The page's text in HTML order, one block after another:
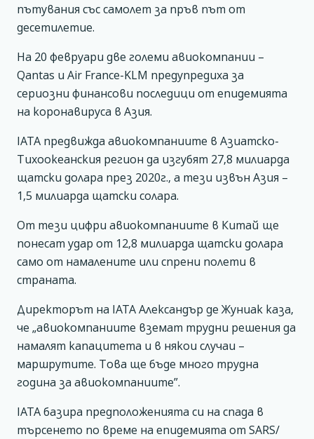
пътувания със самолет за пръв път от
десетилетие.
На 20 февруари две големи авиокомпании –
Qantas и Air France-KLM предупредиха за
сериозни финансови последици от епидемията
на коронавируса в Азия.
IATA предвижда авиокомпаниите в Азиатско-
Тихоокеанския регион да изгубят 27,8 милиарда
щатски долара през 2020г., а тези извън Азия –
1,5 милиарда щатски солара.
От тези цифри авиокомпаниите в Китай ще
понесат удар от 12,8 милиарда щатски долара
само от намалените или спрени полети в
страната.
Директорът на IATA Александър де Жуниак каза,
че „авиокомпаниите вземат трудни решения да
намалят капацитета и в някои случаи –
маршрутите. Това ще бъде много трудна
година за авиокомпаниите”.
IATA базира предположенията си на спада в
търсенето по време на епидемията от SARS/